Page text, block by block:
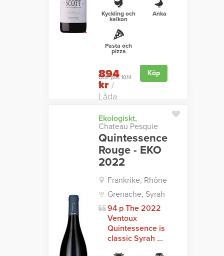
Kyckling och
kalkon
Anka
Pasta och
pizza
Ord. pris 1014
kr
894
kr/
Låda
Köp
Ekologiskt,
Chateau Pesquie
Quintessence
Rouge - EKO
2022
Frankrike, Rhône
Grenache, Syrah
94 p The 2022
Ventoux
Quintessence is
classic Syrah ...